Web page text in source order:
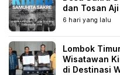
dan Tosan
6 hari yang lalu
Lombok
Wisatawan
di Destinasi